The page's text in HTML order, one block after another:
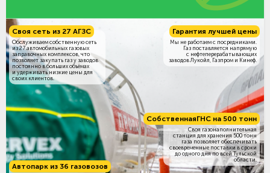
СобственнаяГНС на 500 тонн
Своя газонаполнительная
станция для хранения 500 тонн
газа позволяет обеспечивать
своевременные поставки в сроки
до одного дня по всей Тульской
области.
Своя сеть из 27 АГЗС
Обслуживаем собственную сеть
из 27 автомобильных газовых
заправочных комплексов, что
позволяет закупать газ у заводов
постоянно в больших объёмах
и удерживать низкие цены для
своих клиентов.
Гарантия лучшей цены
Мы не работаем с посредниками.
Газ поставляется напрямую
с нефтеперерабатывающих
заводов Лукойл, Газпром и Кинеф.
Автопарк из 36 газовозов